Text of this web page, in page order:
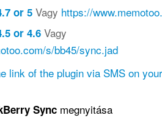
or 5 Vagy https://
or 4.6 Vagy
s/bb45/sync.jad
link of the plugin via SMS on
Sync megnyitása